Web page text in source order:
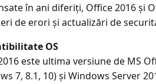
în ani diferiți, Office 2016 și
de erori și actualizări de
OS
este ultima versiune de MS
7, 8.1, 10) și Windows Server